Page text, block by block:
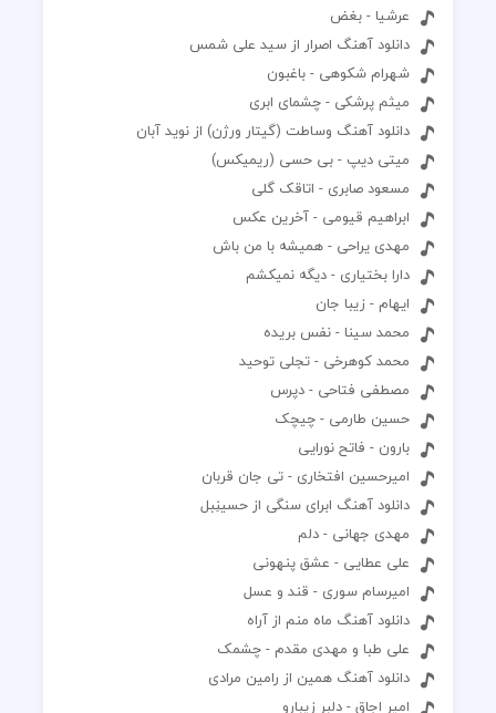
عرشیا - بغض
دانلود آهنگ اصرار از سید علی شمس
شهرام شکوهی - باغبون
میثم پرشکی - چشمای ابری
دانلود آهنگ وساطت (گیتار ورژن) از نوید آبان
میتی دیپ - بی حسی (ریمیکس)
مسعود صابری - اتاقک گلی
ابراهیم قیومی - آخرین عکس
مهدی یراحی - همیشه با من باش
دارا بختیاری - دیگه نمیکشم
ایهام - زیبا جان
محمد سینا - نفس بریده
محمد کوهرخی - تجلی توحید
مصطفی فتاحی - دپرس
حسین طارمی - چیچک
بارون - فاتح نورایی
امیرحسین افتخاری - تی جان قربان
دانلود آهنگ ابرای سنگی از حسینِبل
مهدی جهانی - دلم
علی عطایی - عشق پنهونی
امیرسام سوری - قند و عسل
دانلود آهنگ ماه منم از آراه
علی طبا و مهدی مقدم - چشمک
دانلود آهنگ همین از رامین مرادی
امیر اجاق - دلبر زیبارو